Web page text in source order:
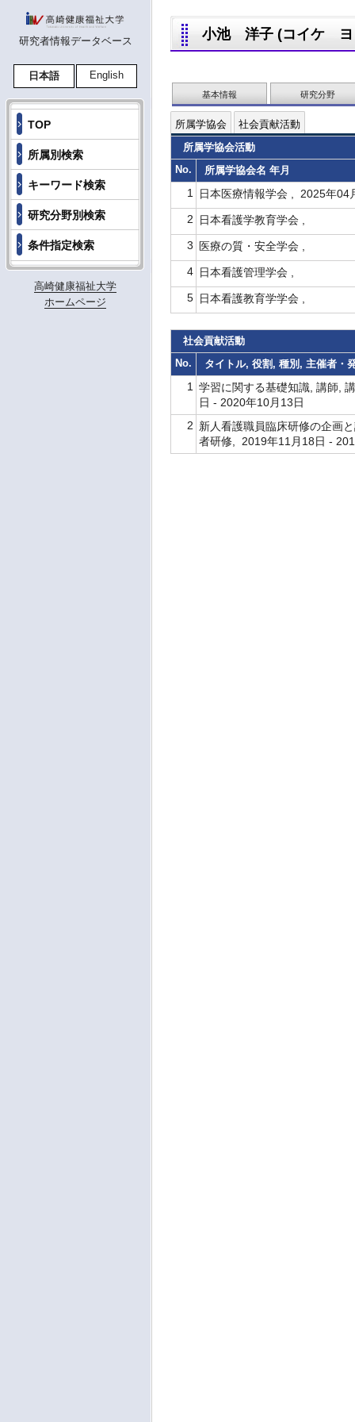
研究者情報データベース
日本語 English
TOP
所属別検索
キーワード検索
研究分野別検索
条件指定検索
高崎健康福祉大学
ホームページ
小池 洋子 (コイケ ヨ
基本情報 研究分野
所属学協会
社会貢献活動
所属学協会活動
No.
所属学協会名 年月
1
日本医療情報学会 , 2025年04
2
日本看護学教育学会 ,
3
医療の質・安全学会 ,
4 日本看護管理学会 ,
5 日本看護教育学学会 ,
社会貢献活動
No.
タイトル, 役割, 種別, 主催者・
1
学習に関する基礎知識, 講師,
日 - 2020年10月13日
2 新人看護職員臨床研修の企画
者研修, 2019年11月18日 -